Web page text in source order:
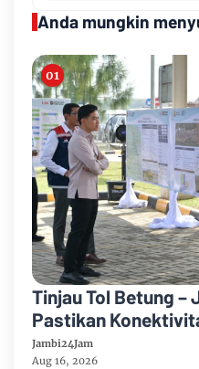
Anda mungkin
Tinjau Tol Betung –
Pastikan
Optimal
Jambi24Jam
Aug 16, 2026